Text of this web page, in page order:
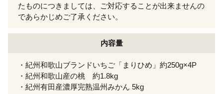
たものにつきましては、ご対応することが出来ませんの
であらかじめご了承ください。
内容量
・紀州和歌山ブランドいちご「まりひめ」約250g×4P
・紀州和歌山産の桃 約1.8kg
・紀州有田産濃厚完熟温州みかん 5kg